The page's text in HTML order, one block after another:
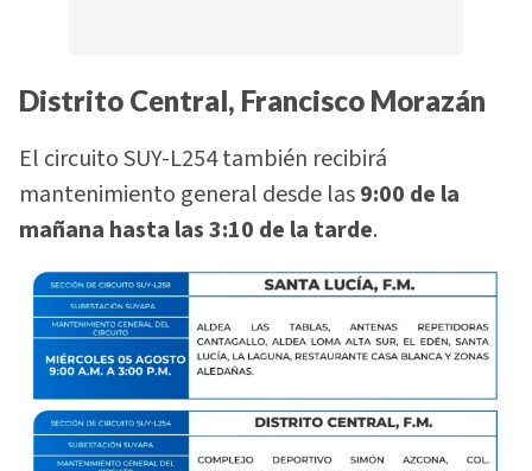
Distrito Central, Francisco Morazán
El circuito SUY-L254 también recibirá
mantenimiento general desde las9:00 de la
mañana hasta las 3:10 de la tarde.